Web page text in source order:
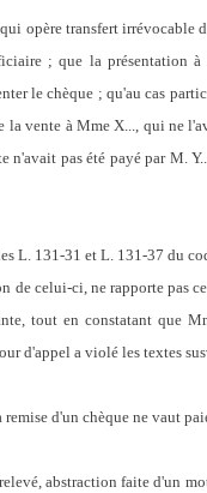
opère transfert
; que la présentation
le chèque ; qu'au cas
vente à Mme X..., qui ne
n'avait pas été payé par M.
L. 131-31 et L. 131-37 du
de celui-ci, ne rapporte pas
tout en constatant que
d'appel a violé les textes
d'un chèque ne vaut
abstraction faite d'un